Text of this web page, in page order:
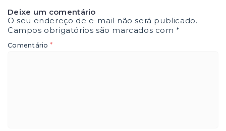
Deixe um comentário
O seu endereço de e-mail não será publicado.
Campos obrigatórios são marcados com*
Comentário *